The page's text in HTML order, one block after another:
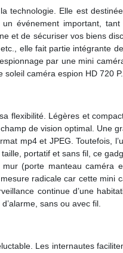
technologie. Elle est
événement important,
et de sécuriser vos biens
elle fait partie intégrante
par une mini
caméra espion HD 720 P.
flexibilité. Légères et
de vision optimal. Une
mp4 et JPEG. Toutefois,
portatif et sans fil, ce
(porte manteau caméra
radicale car cette mini
continue d’une
sans ou avec fil.
Les internautes